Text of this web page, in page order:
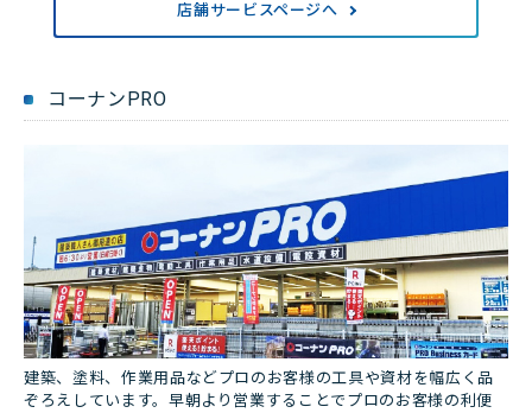
店舗サービスページへ
コーナンPRO
建築、塗料、作業用品などプロのお客様の工具や資材を幅広く品
ぞろえしています。早朝より営業することでプロのお客様の利便